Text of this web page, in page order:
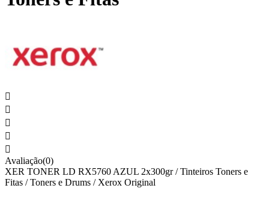





Avaliação(0)
XER TONER LD RX5760 AZUL 2x300gr / Tinteiros Toners e
Fitas / Toners e Drums / Xerox Original